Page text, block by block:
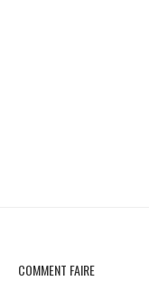
COMMENT FAIRE